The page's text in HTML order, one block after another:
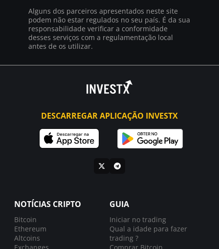
Alguns dos parceiros apresentados neste site
podem não estar regulados no seu país. É da sua
responsabilidade verificar a conformidade
desses serviços com a regulamentação local
antes de os utilizar.
DESCARREGAR APLICAÇÃO INVESTX
NOTÍCIAS CRIPTO
Bitcoin
Ethereum
Altcoins
GUIA
Iniciar no trading
Qual a idade para fazer
trading ?